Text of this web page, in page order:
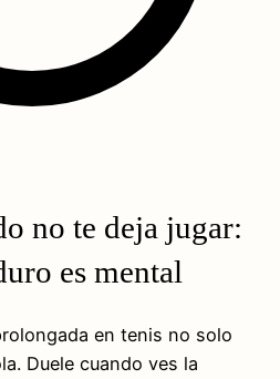
no te deja jugar:
es mental
en tenis no solo
Duele cuando ves la